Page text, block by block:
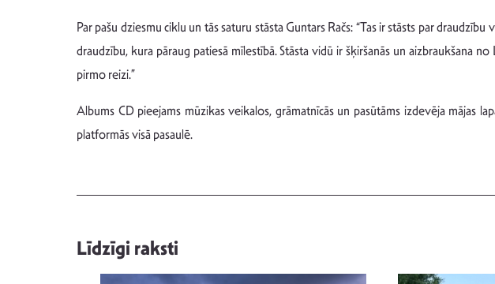
Par pašu dziesmu ciklu un tās saturu stāsta Guntars Račs: “Tas ir stāsts par
draudzību, kura pāraug patiesā mīlestībā. Stāsta vidū ir šķiršanās un aizbraukšana
pirmo reizi.”
Albums CD pieejams mūzikas veikalos, grāmatnīcās un pasūtāms izdevēja mājas
platformās visā pasaulē.
Līdzīgi raksti